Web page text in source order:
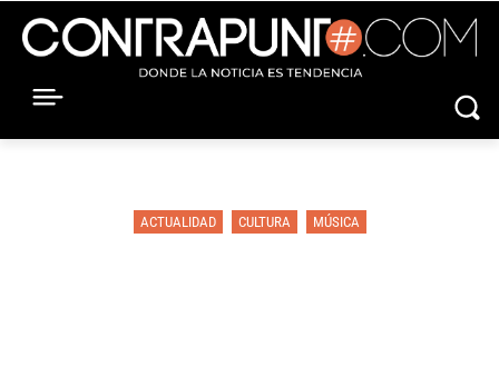
ACTUALIDAD CULTURA MÚSICA